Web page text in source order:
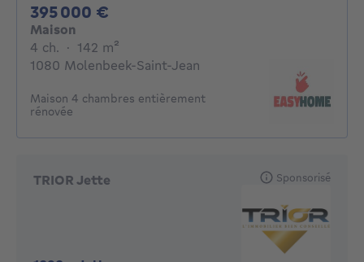
395 000 €
Maison
4 ch. 4 chambres
· 142 m²
1080 Molenbeek-Saint-Jean
Maison 4 chambres entièrement
rénovée
TRIOR Jette Sponsorisé